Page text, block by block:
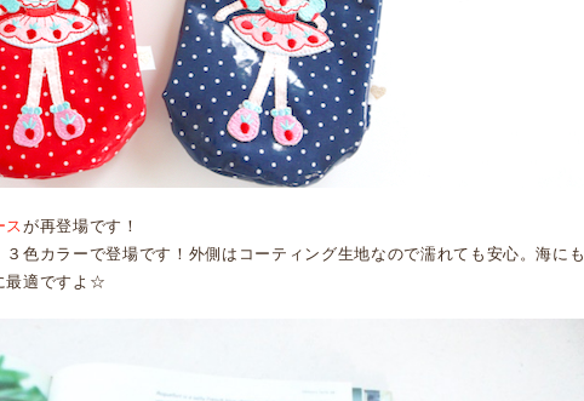
スが再登場です！
色カラーで登場です！外側はコーティング生地なので濡れても安心。海にも
最適ですよ☆